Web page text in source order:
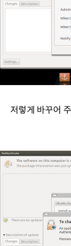
저렇게 바꾸어